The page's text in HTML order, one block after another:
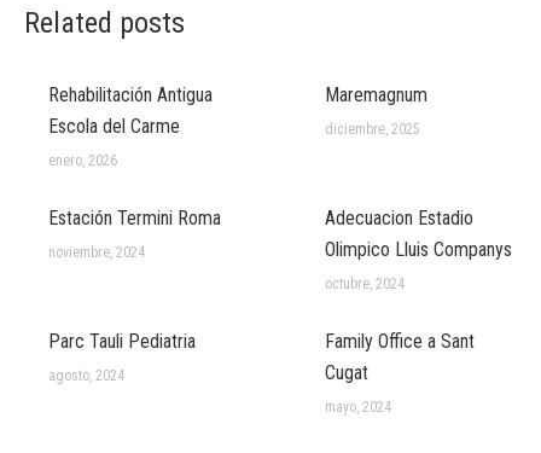
Related posts
Rehabilitación Antigua
Escola del Carme
enero, 2026
Maremagnum
diciembre, 2025
Estación Termini Roma
noviembre, 2024
Adecuacion Estadio
Olimpico Lluis Companys
octubre, 2024
Parc Tauli Pediatria
agosto, 2024
Family Office a Sant
Cugat
mayo, 2024